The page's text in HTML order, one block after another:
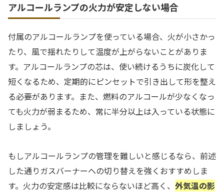
アルコールランプの火力が安定しない場合
付属のアルコールランプを使っている場合、火が小さかっ
たり、風で揺れたりして温度が上がらないことがありま
す。アルコールランプの芯は、使い続けるうちに炭化して
短くなるため、定期的にピンセットで引き出して形を整え
る必要があります。また、燃料のアルコールが少なくなっ
ても火力が弱まるため、常に半分以上は入っている状態に
しましょう。
もしアルコールランプの管理を難しいと感じるなら、前述
した通りガスバーナーへの切り替えを強くおすすめしま
す。火力の安定感は比較にならないほど高く、 外気温の影